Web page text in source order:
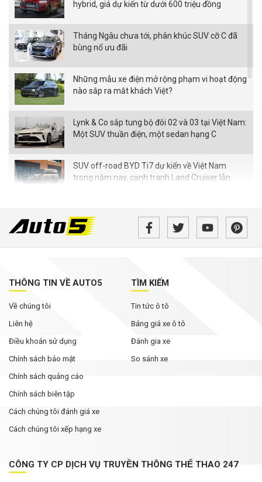
hybrid, giá dự kiến từ dưới 600 triệu đồng
Tháng Ngâu chưa tới, phân khúc SUV cỡ C đã
bùng nổ ưu đãi
Những mẫu xe điện mở rộng phạm vi hoạt động
nào sắp ra mắt khách Việt?
Lynk & Co sắp tung bộ đôi 02 và 03 tại Việt Nam:
Một SUV thuần điện, một sedan hạng C
SUV off-road BYD Ti7 dự kiến về Việt Nam
trong năm nay, cạnh tranh Land Cruiser lẫn
Xpander được ưu đãi cao nhất
của Honda tại Mỹ
THÔNG TIN VỀ AUTO5
Về chúng tôi
Liên hệ
Điều khoản sử dụng
Chính sách bảo mật
Chính sách quảng cáo
Chính sách biên tập
Cách chúng tôi đánh giá xe
Cách chúng tôi xếp hạng xe
TÌM KIẾM
Tin tức ô tô
Bảng giá xe ô tô
Đánh gia xe
So sánh xe
CÔNG TY CP DỊCH VỤ TRUYỀN THÔNG THỂ THAO 247